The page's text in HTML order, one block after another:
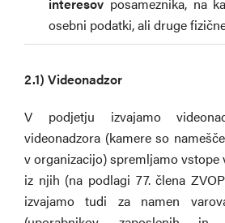
osebni podatki, ali druge
2.1) Videonadzor
V podjetju izvajamo
videonadzora (kamere so
v organizacijo) spremljamo
iz njih (na podlagi 77. člena
izvajamo tudi za namen